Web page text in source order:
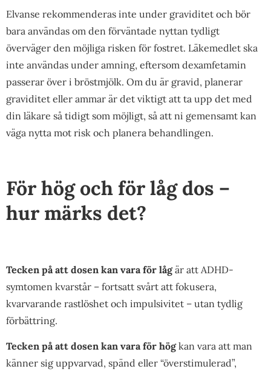
Elvanse rekommenderas inte under graviditet och bör
bara användas om den förväntade nyttan tydligt
överväger den möjliga risken för fostret. Läkemedlet ska
inte användas under amning, eftersom dexamfetamin
passerar över i bröstmjölk. Om du är gravid, planerar
graviditet eller ammar är det viktigt att ta upp det med
din läkare så tidigt som möjligt, så att ni gemensamt kan
väga nytta mot risk och planera behandlingen.
För hög och för låg dos –
hur märks det?
Tecken på att dosen kan vara för lågär att ADHD-
symtomen kvarstår – fortsatt svårt att fokusera,
kvarvarande rastlöshet och impulsivitet – utan tydlig
förbättring.
Tecken på att dosen kan vara för högkan vara att man
känner sig uppvarvad, spänd eller “överstimulerad”,